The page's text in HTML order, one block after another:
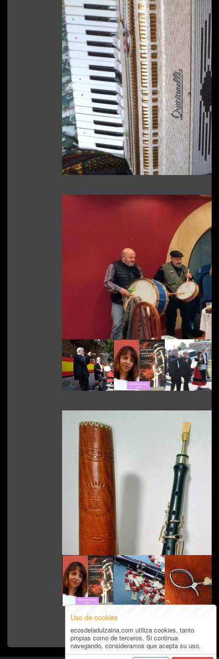
Sin Categoría
Fiestas y Eventos
Varios
Uso de cookies
ecosdeladulzaina.com utiliza cookies, tanto
propias como de terceros. Si continua
navegando, consideramos que acepta su uso.